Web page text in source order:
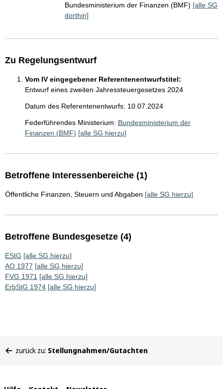
Bundesministerium der Finanzen (BMF) [alle SG
dorthin]
Zu Regelungsentwurf
Vom IV eingegebener Referentenentwurfstitel:
Entwurf eines zweiten Jahressteuergesetzes 2024
Datum des Referentenentwurfs: 10.07.2024
Federführendes Ministerium: Bundesministerium der
Finanzen (BMF) [alle SG hierzu]
Betroffene Interessenbereiche (1)
Öffentliche Finanzen, Steuern und Abgaben [alle SG hierzu]
Betroffene Bundesgesetze (4)
EStG [alle SG hierzu]
AO 1977 [alle SG hierzu]
FVG 1971 [alle SG hierzu]
ErbStG 1974 [alle SG hierzu]
befinden
zurück zu: Stellungnahmen/Gutachten